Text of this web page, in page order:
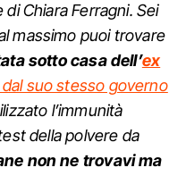
Chiara Ferragni. Sei
massimo puoi trovare
sotto casa dell’ex
suo stesso governo
l’immunità
della polvere da
non ne trovavi ma